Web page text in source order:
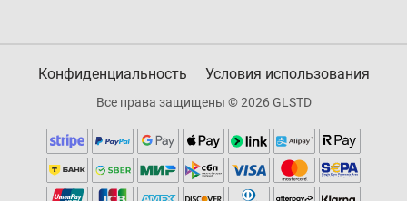
Конфиденциальность Условия использования
Все права защищены © 2026 GLSTD